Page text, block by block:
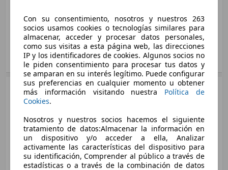
221 KW (300 PS)
Ø 5.7 - 7.0 l/100km
XJ 3.0D LWB Portfolio Aut.
221 KW (300 PS)
Ø 5.7 - 7.0 l/100km
221 KW (300 PS)
Ø 7.0 l/100km
XJ 3.0D SWB Luxury Aut.
Potencia:
250 KW (340 PS)
Puertas:
4
Asientos:
5
Mostrar variantes
Sedán
Gasolina
XJ 3.0 LWB Autobiography AWD Aut.
250 KW (340 PS)
Ø 9.8 l/100km
2012 - 2016
JaguarXJ
Medidas
(L/A/A):
desde 5127 x 1899 x 1456 mm
Potencia:
250 - 375 KW (340 - 510 PS)
Puertas:
4
Con su consentimiento, nosotros y nuestros 263
socios usamos cookies o tecnologías similares para
almacenar, acceder y procesar datos personales,
como sus visitas a esta página web, las direcciones
IP y los identificadores de cookies. Algunos socios no
le piden consentimiento para procesar tus datos y
se amparan en su interés legítimo. Puede configurar
sus preferencias en cualquier momento u obtener
más información visitando nuestra Política de
Cookies.
Nosotros y nuestros socios hacemos el siguiente
tratamiento de datos:Almacenar la información en
un dispositivo y/o acceder a ella, Analizar
activamente las características del dispositivo para
su identificación, Comprender al público a través de
estadísticas o a través de la combinación de datos